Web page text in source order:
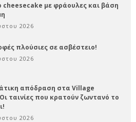
cheesecake με φράουλες και βάση
2026
πλούσιες σε ασβέστειο!
2026
απόδραση στα Village
ταινίες που κρατούν ζωντανό το
2026